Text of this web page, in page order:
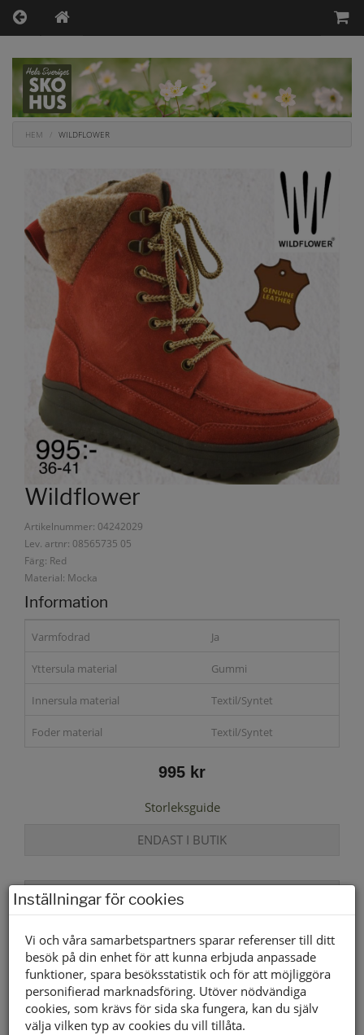
HEM WILDFLOWER
Wildflower
Artikelnummer: 04242029
Lev. artnr: 08565735 05
Färg: Red
Material: Mocka
Information
Varmfodrad Ja
Yttersula material Gummi
Innersula material Textil/Syntet
Foder material Textil/Syntet
995 kr
Storleksguide
ENDAST I BUTIK
Lagerstatus per butik
Butik
36 37 38 39 40
41
Borlänge
Buffert lager
Andra färger
Inställningar för cookies
Vi och våra samarbetspartners sparar referenser till ditt
besök på din enhet för att kunna erbjuda anpassade
funktioner, spara besöksstatistik och för att möjliggöra
personifierad marknadsföring. Utöver nödvändiga
cookies, som krävs för sida ska fungera, kan du själv
välja vilken typ av cookies du vill tillåta.